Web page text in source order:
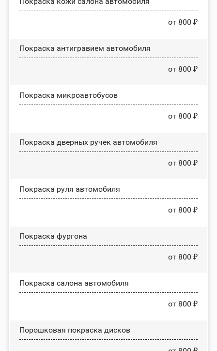
от 800 ₽
Покраска антигравием автомобиля
от 800 ₽
Покраска микроавтобусов
от 800 ₽
Покраска дверных ручек автомобиля
от 800 ₽
Покраска руля автомобиля
от 800 ₽
Покраска фургона
от 800 ₽
Покраска салона автомобиля
от 800 ₽
Порошковая покраска дисков